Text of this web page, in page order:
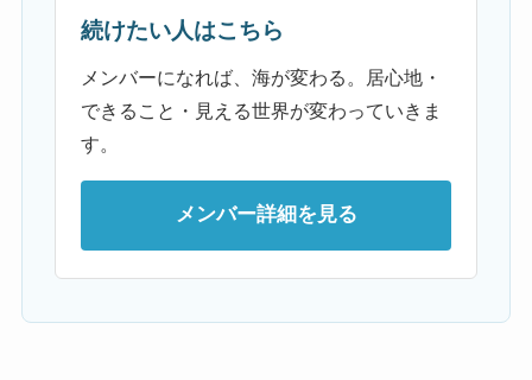
続けたい人はこちら
メンバーになれば、海が変わる。居心地・
できること・見える世界が変わっていきま
す。
メンバー詳細を見る